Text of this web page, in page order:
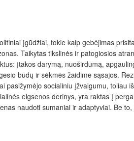
įgūdžiai, tokie kaip gebėjimas
Taikytas tikslinės ir patogiosios
įtakos darymą, nuoširdumą,
būdų ir sėkmės žaidime sąsajos.
socialiniu įžvalgumu, toliau
elgsenos derinys, yra raktas į
naudoti sumaniai ir adaptyviai. Be